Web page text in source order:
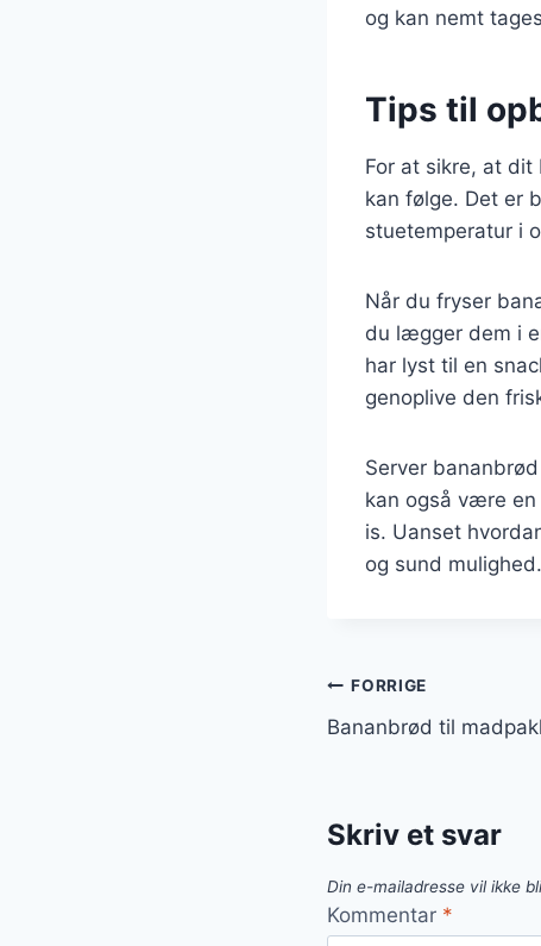
og kan nemt
Tips til
For at sikre, at
kan følge. Det er
stuetemperatur i
Når du fryser
du lægger dem i
har lyst til en
genoplive den
Server
kan også være
is. Uanset
og sund mulighed.
FORRIGE
Bananbrød til
Skriv et svar
Din e-mailadresse vil ikke
Kommentar *